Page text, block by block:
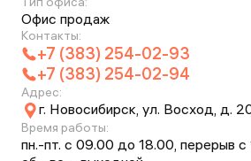
Офис продаж
Контакты:
+7 (383) 254-02-93
+7 (383) 254-02-94
Адрес:
г. Новосибирск, ул. Восход, д.
Время работы:
пн.-пт. с 09.00 до 18.00, перерыв